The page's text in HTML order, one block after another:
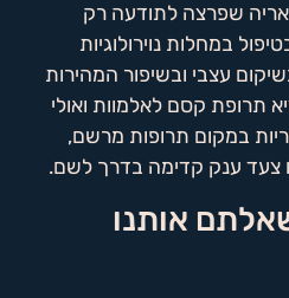
שפרצה לתודעה רק
במחלות נוירולוגיות
עצבי ובשיפור המהירות
תרופת קסם לאלמוות ואולי
במקום תרופות מרשם,
צעד ענק קדימה בדרך לשם.
אותנו